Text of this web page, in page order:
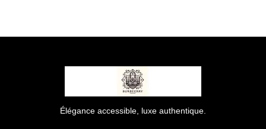
Élégance accessible, luxe authentique.